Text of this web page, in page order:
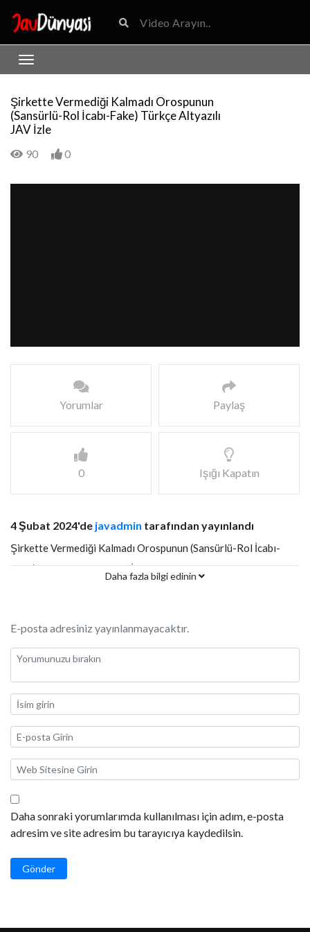
Şirkette Vermediği Kalmadı Orospunun
(Sansürlü-Rol İcabı-Fake) Türkçe Altyazılı
JAV İzle
90 0
Yorumlar Paylaş
0 Işığı Kapatın
4 Şubat 2024'de javadmin tarafından yayınlandı
Şirkette Vermediği Kalmadı Orospunun (Sansürlü-Rol İcabı-
Fake) Türkçe Altyazılı JAV İzle
Daha fazla bilgi edinin
E-posta adresiniz yayınlanmayacaktır.
Daha sonraki yorumlarımda kullanılması için adım, e-posta
adresim ve site adresim bu tarayıcıya kaydedilsin.
Gönder